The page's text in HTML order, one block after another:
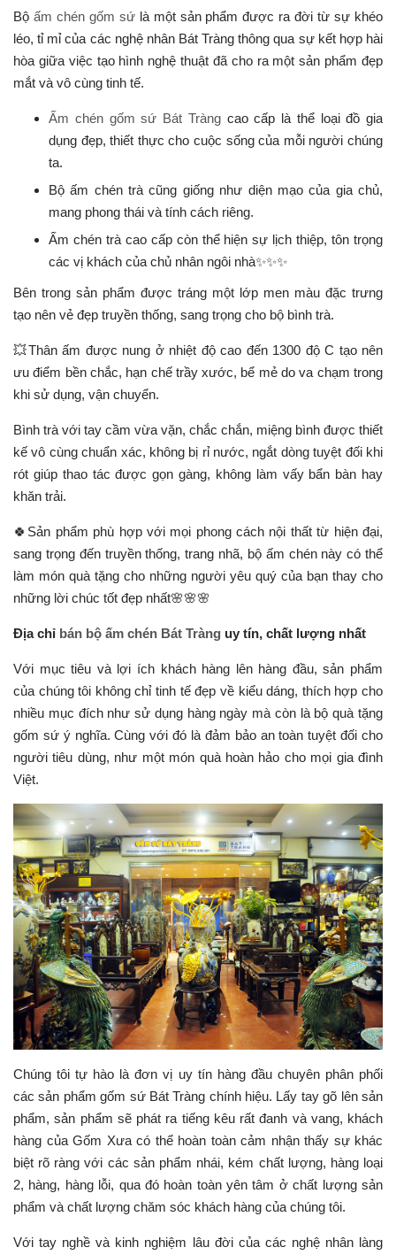
Bộ ấm chén gốm sứlà một sản phẩm được ra đời từ sự khéo
léo, tỉ mỉ của các nghệ nhân Bát Tràng thông qua sự kết hợp hài
hòa giữa việc tạo hình nghệ thuật đã cho ra một sản phẩm đẹp
mắt và vô cùng tinh tế.
Ấm chén gốm sứ Bát Tràngcao cấp là thể loại đồ gia
dụng đẹp, thiết thực cho cuộc sống của mỗi người chúng
ta.
Bộ ấm chén trà cũng giống như diện mạo của gia chủ,
mang phong thái và tính cách riêng.
Ấm chén trà cao cấp còn thể hiện sự lịch thiệp, tôn trọng
các vị khách của chủ nhân ngôi nhà✨✨✨
Bên trong sản phẩm được tráng một lớp men màu đặc trưng
tạo nên vẻ đẹp truyền thống, sang trọng cho bộ bình trà.
💥Thân ấm được nung ở nhiệt độ cao đến 1300 độ C tạo nên
ưu điểm bền chắc, hạn chế trầy xước, bể mẻ do va chạm trong
khi sử dụng, vận chuyển.
Bình trà với tay cầm vừa vặn, chắc chắn, miệng bình được thiết
kế vô cùng chuẩn xác, không bị rỉ nước, ngắt dòng tuyệt đối khi
rót giúp thao tác được gọn gàng, không làm vấy bẩn bàn hay
khăn trải.
🍀Sản phẩm phù hợp với mọi phong cách nội thất từ hiện đại,
sang trọng đến truyền thống, trang nhã, bộ ấm chén này có thể
làm món quà tặng cho những người yêu quý của bạn thay cho
những lời chúc tốt đẹp nhất🌸🌸🌸
Địa chỉ bán bộ ấm chén Bát Tràng uy tín, chất lượng nhất
Với mục tiêu và lợi ích khách hàng lên hàng đầu, sản phẩm
của chúng tôi không chỉ tinh tế đẹp về kiểu dáng, thích hợp cho
nhiều mục đích như sử dụng hàng ngày mà còn là bộ quà tặng
gốm sứ ý nghĩa. Cùng với đó là đảm bảo an toàn tuyệt đối cho
người tiêu dùng, như một món quà hoàn hảo cho mọi gia đình
Việt.
Chúng tôi tự hào là đơn vị uy tín hàng đầu chuyên phân phối
các sản phẩm gốm sứ Bát Tràng chính hiệu. Lấy tay gõ lên sản
phẩm, sản phẩm sẽ phát ra tiếng kêu rất đanh và vang, khách
hàng của Gốm Xưa có thể hoàn toàn cảm nhận thấy sự khác
biệt rõ ràng với các sản phẩm nhái, kém chất lượng, hàng loại
2, hàng, hàng lỗi, qua đó hoàn toàn yên tâm ở chất lượng sản
phẩm và chất lượng chăm sóc khách hàng của chúng tôi.
Với tay nghề và kinh nghiệm lâu đời của các nghệ nhân làng